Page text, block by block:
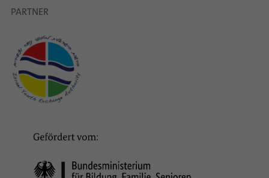
PARTNER